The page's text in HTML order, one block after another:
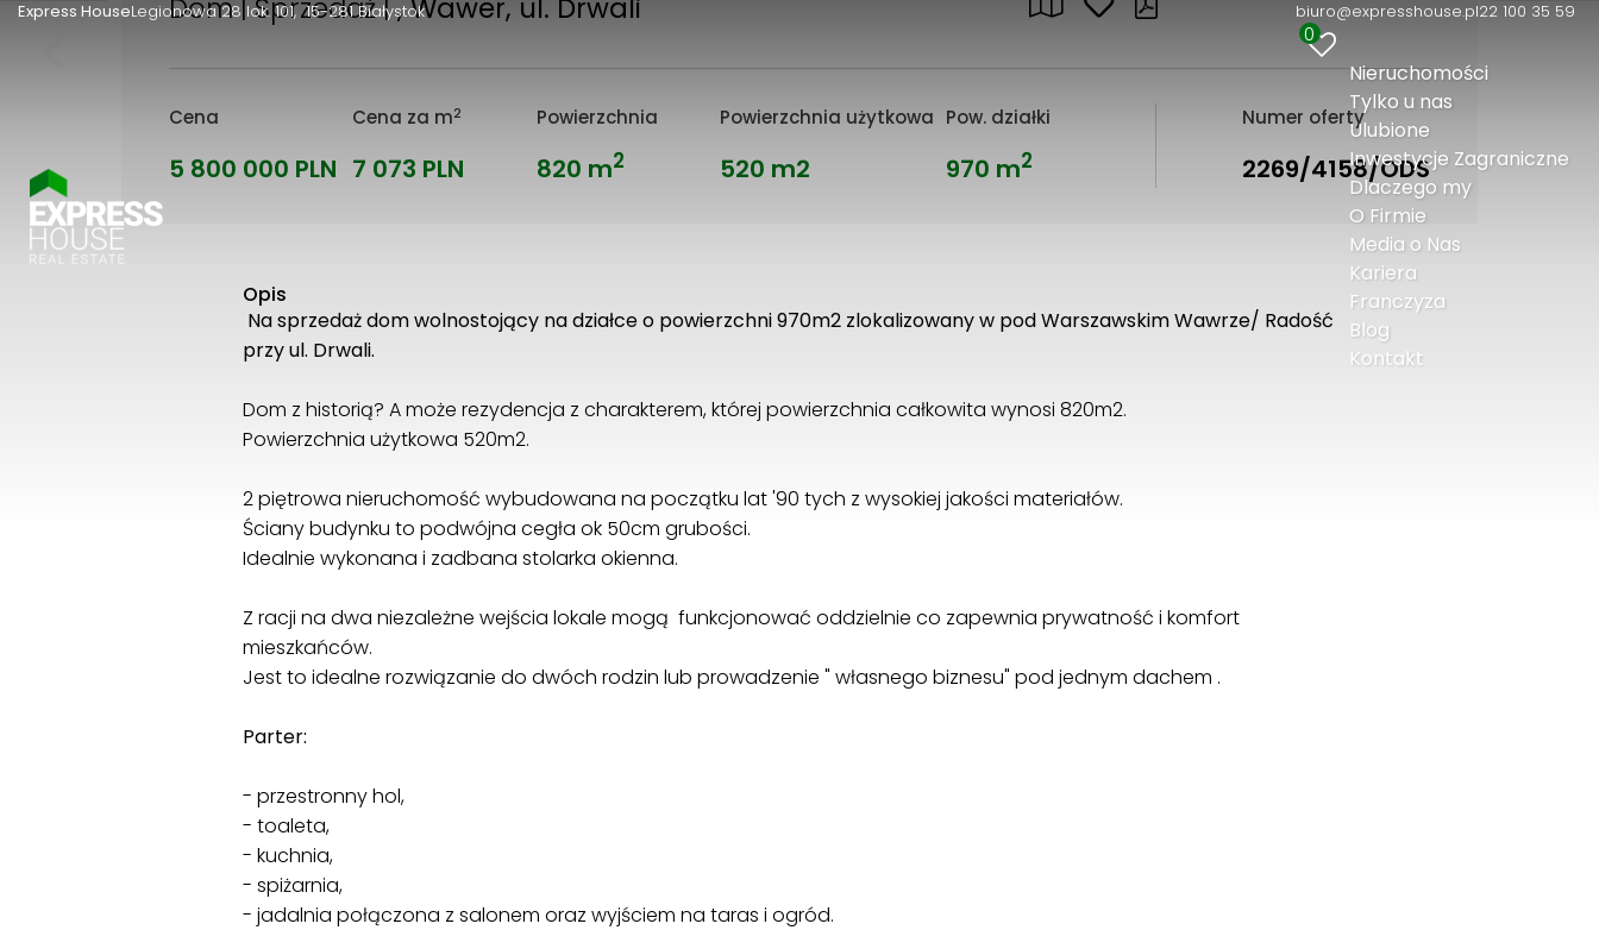
Express HouseLegionowa 28 lok. 101 15-281 Białystok biuro@expresshouse.pl22 100 35 59
0
Nieruchomości
Tylko u nas
Ulubione
Inwestycje Zagraniczne
Dlaczego my
O Firmie
Media o Nas
Kariera
Franczyza
Blog
Kontakt
Dom | Sprzedaż |, Wawer, ul. Drwali
Cena
5 800 000 PLN
Cena za m2
7 073 PLN
Powierzchnia
820 m2
Powierzchnia użytkowa
520 m2
Pow. działki
970 m2
Numer oferty
2269/4158/ODS
Opis
Na sprzedaż dom wolnostojący na działce o powierzchni 970m2 zlokalizowany w pod Warszawskim Wawrze/ Radość
przy ul. Drwali.
Dom z historią? A może rezydencja z charakterem, której powierzchnia całkowita wynosi 820m2.
Powierzchnia użytkowa 520m2.
2 piętrowa nieruchomość wybudowana na początku lat '90 tych z wysokiej jakości materiałów.
Ściany budynku to podwójna cegła ok 50cm grubości.
Idealnie wykonana i zadbana stolarka okienna.
Z racji na dwa niezależne wejścia lokale mogą funkcjonować oddzielnie co zapewnia prywatność i komfort
mieszkańców.
Jest to idealne rozwiązanie do dwóch rodzin lub prowadzenie " własnego biznesu" pod jednym dachem .
Parter:
- przestronny hol,
- toaleta,
- kuchnia,
- spiżarnia,
- jadalnia połączona z salonem oraz wyjściem na taras i ogród.